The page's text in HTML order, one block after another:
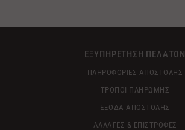
ΕΞΥΠΗΡΕΤΗΣΗ ΠΕΛΑΤΩΝ
ΠΛΗΡΟΦΟΡΙΕΣ ΑΠΟΣΤΟΛΗΣ
ΤΡΟΠΟΙ ΠΛΗΡΩΜΗΣ
ΕΞΟΔΑ ΑΠΟΣΤΟΛΗΣ
ΑΛΛΑΓΕΣ & ΕΠΙΣΤΡΟΦΕΣ